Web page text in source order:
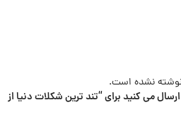
نشده است.
می کنید برای “تند ترين شكلات دنيا از